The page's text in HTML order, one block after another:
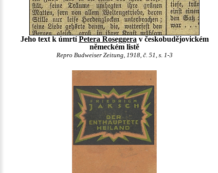
Jeho text k úmrtíPetera Roseggera v českobudějovickém
německém listě
Repro Budweiser Zeitung, 1918, č. 51, s. 1-3